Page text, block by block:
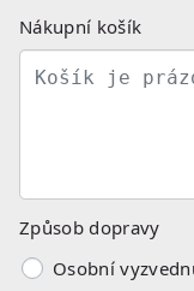
Nákupní košík
Způsob dopravy
Osobní